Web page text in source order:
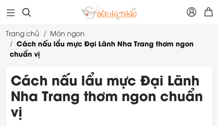
  
Trang chủ Món ngon
Cách nấu lẩu mực Đại Lãnh Nha Trang thơm ngon
chuẩn vị
Cách nấu lẩu mực Đại Lãnh
Nha Trang thơm ngon chuẩn
vị